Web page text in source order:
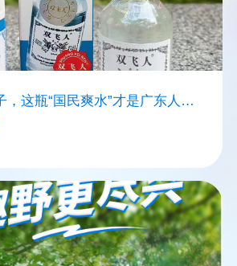
，这瓶“国民爽水”才是广东人的